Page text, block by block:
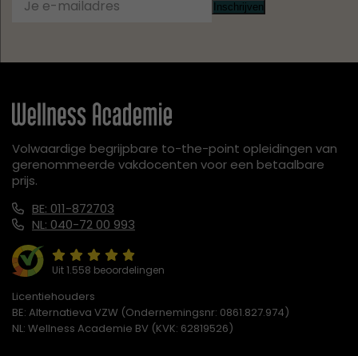
Inschrijven
Volwaardige begrijpbare to-the-point opleidingen van
gerenommeerde vakdocenten voor een betaalbare
prijs.
BE: 011-872703
NL: 040-72 00 993
Uit 1.558 beoordelingen
Licentiehouders
BE: Alternatieva VZW (Ondernemingsnr: 0861.827.974)
NL: Wellness Academie BV (KVK: 62819526)